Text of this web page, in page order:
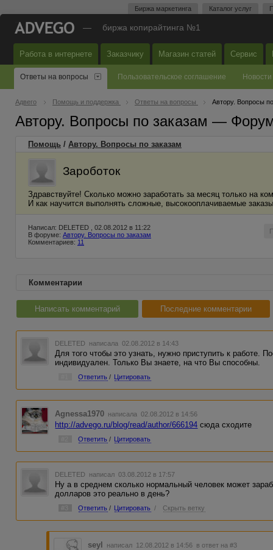
Биржа маркетинга Каталог услуг
— биржа копирайтинга №1
Работа в интернете Заказчику Магазин статей Сервис
Ответы на вопросы Пользовательское соглашение Новости
Адвего Помощь и поддержка Ответы на вопросы Автору. Вопросы
Автору. Вопросы по заказам —
Помощь / Автору. Вопросы по заказам
Зароботок
Здравствуйте! Сколько можно заработать за месяц только на
И как научится выполнять сложные, высокооплачиваемые
Написал: DELETED , 02.08.2012 в 11:22
В форуме: Автору. Вопросы по заказам
Комментариев: 11
Комментарии
Написать комментарий Последние комментарии
DELETED написала 02.08.2012 в 14:43
Для того чтобы это узнать, нужно приступить к работе.
индивидуален. Только Вы знаете, на что Вы способны.
Ответить / Цитировать
Agnessa1970 написала 02.08.2012 в 14:56
http://advego.ru/blog/read/author/666194 сюда сходите
Ответить / Цитировать
DELETED написал 03.08.2012 в 17:57
Ну а в среднем сколько нормальный человек может
долларов это реально в день?
Ответить / Цитировать / Скрыть ветку
seyl написал 12.08.2012 в 14:56 в ответ на #3